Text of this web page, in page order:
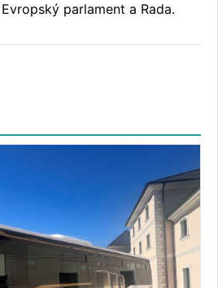
parlament a Rada.